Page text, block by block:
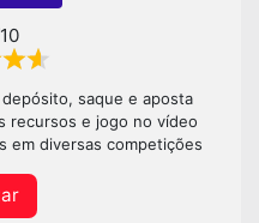
saque e aposta
recursos e jogo no vídeo
em diversas competições